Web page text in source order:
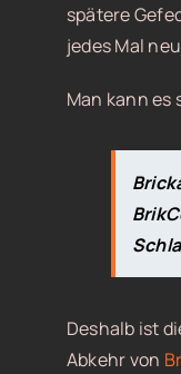
spätere
jedes Mal
Man kann es
Deshalb ist
Abkehr von